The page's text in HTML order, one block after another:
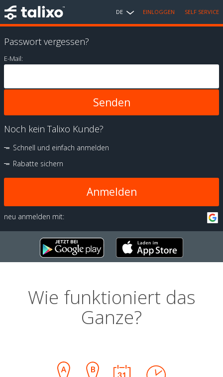
DE EINLOGGEN SELF SERVICE
Passwort vergessen?
E-Mail:
Noch kein Talixo Kunde?
Schnell und einfach anmelden
Rabatte sichern
Anmelden
neu anmelden mit:
Wie funktioniert das
Ganze?